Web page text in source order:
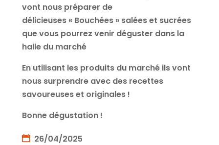
vont nous préparer de
délicieuses « Bouchées » salées et sucrées
que vous pourrez venir déguster dans la
halle du marché
En utilisant les produits du marché ils vont
nous surprendre avec des recettes
savoureuses et originales !
Bonne dégustation !
26/04/2025